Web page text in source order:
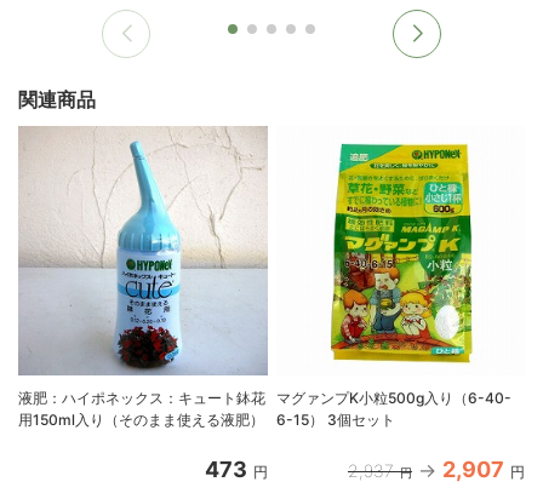
関連商品
液肥：ハイポネックス：キュート鉢花
用150ml入り（そのまま使える液肥）
473 円
マグァンプK小粒500g入り（6-40-
6-15） 3個セット
2,937 円 2,907 円